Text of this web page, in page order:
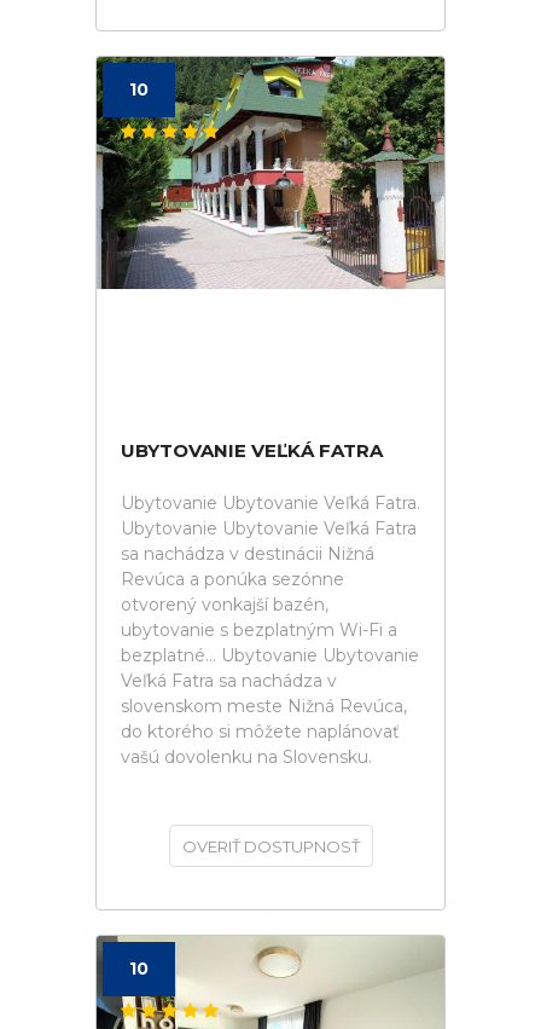
10
UBYTOVANIE VEĽKÁ FATRA
Ubytovanie Ubytovanie Veľká Fatra.
Ubytovanie Ubytovanie Veľká Fatra
sa nachádza v destinácii Nižná
Revúca a ponúka sezónne
otvorený vonkajší bazén,
ubytovanie s bezplatným Wi-Fi a
bezplatné... Ubytovanie Ubytovanie
Veľká Fatra sa nachádza v
slovenskom meste Nižná Revúca,
do ktorého si môžete naplánovať
vašú dovolenku na Slovensku.
OVERIŤ DOSTUPNOSŤ
10